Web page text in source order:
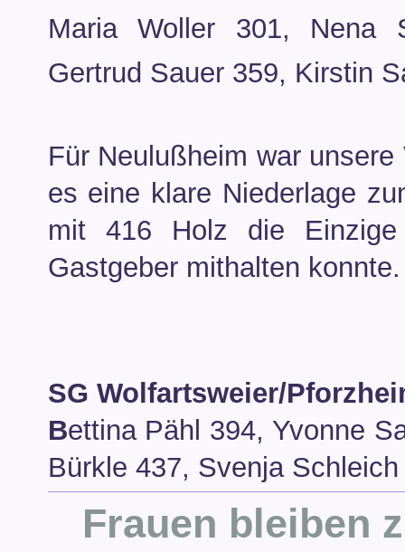
Maria Woller 301, Nena
Gertrud Sauer 359, Kirstin
Für Neulußheim war
es eine klare Niederlage
mit 416 Holz die
Gastgeber mithalten konnte.
SG Wolfartsweier/
Bettina Pähl 394, Yvonne
Bürkle 437, Svenja
Frauen bleiben